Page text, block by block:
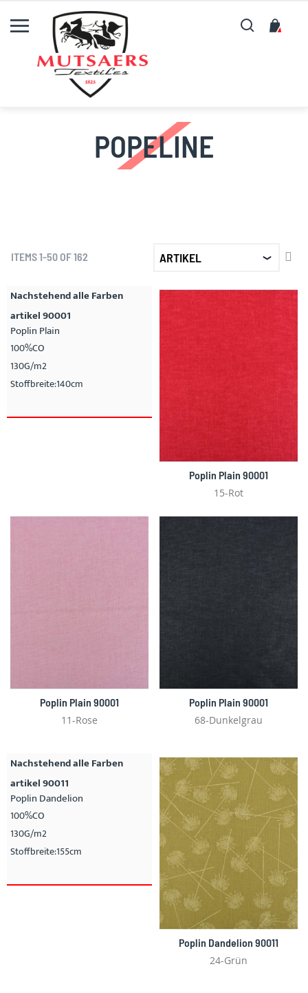
Suche
POPELINE
ITEMS1-50OF162
Nachstehend alle Farben
artikel 90001
Poplin Plain
100%CO
130G/m2
Stoffbreite:140cm
Poplin Plain 90001
15-Rot
Poplin Plain 90001
11-Rose
Poplin Plain 90001
68-Dunkelgrau
Nachstehend alle Farben
artikel 90011
Poplin Dandelion
100%CO
130G/m2
Stoffbreite:155cm
Poplin Dandelion 90011
24-Grün